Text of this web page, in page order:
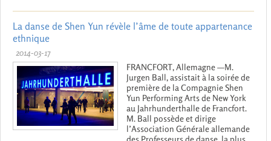
La danse de Shen Yun révèle l’âme de toute appartenance
ethnique
2014-03-17
FRANCFORT, Allemagne —M.
Jurgen Ball, assistait à la soirée de
première de la Compagnie Shen
Yun Performing Arts de New York
au Jahrhunderthalle de Francfort.
M. Ball possède et dirige
l’Association Générale allemande